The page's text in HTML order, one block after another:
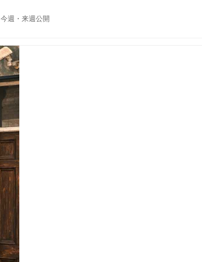
今週・来週公開